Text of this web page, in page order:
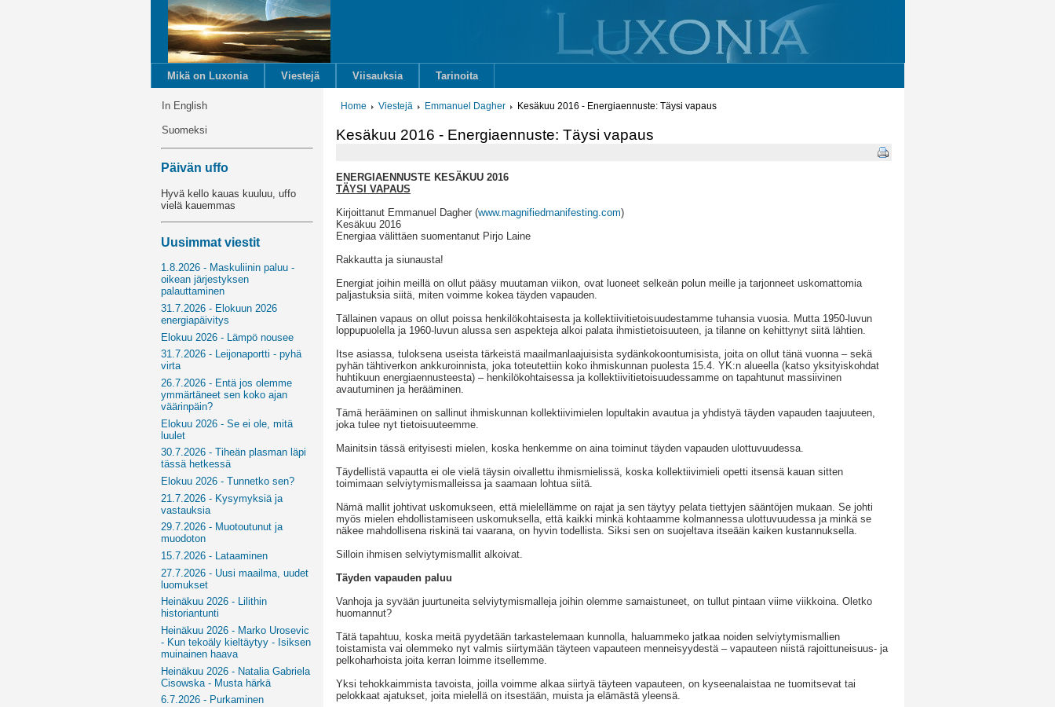
Mikä on Luxonia Viestejä Viisauksia Tarinoita
In English
Suomeksi
Päivän uffo
Hyvä kello kauas kuuluu, uffo
vielä kauemmas
Uusimmat viestit
1.8.2026 - Maskuliinin paluu -
oikean järjestyksen
palauttaminen
31.7.2026 - Elokuun 2026
energiapäivitys
Elokuu 2026 - Lämpö nousee
31.7.2026 - Leijonaportti - pyhä
virta
26.7.2026 - Entä jos olemme
ymmärtäneet sen koko ajan
väärinpäin?
Elokuu 2026 - Se ei ole, mitä
luulet
30.7.2026 - Tiheän plasman läpi
tässä hetkessä
Elokuu 2026 - Tunnetko sen?
21.7.2026 - Kysymyksiä ja
vastauksia
29.7.2026 - Muotoutunut ja
muodoton
15.7.2026 - Lataaminen
27.7.2026 - Uusi maailma, uudet
luomukset
Heinäkuu 2026 - Lilithin
historiantunti
Heinäkuu 2026 - Marko Urosevic
- Kun tekoäly kieltäytyy - Isiksen
muinainen haava
Heinäkuu 2026 - Natalia Gabriela
Cisowska - Musta härkä
6.7.2026 - Purkaminen
Home Viestejä Emmanuel Dagher Kesäkuu 2016 - Energiaennuste: Täysi vapaus
Kesäkuu 2016 - Energiaennuste: Täysi vapaus
ENERGIAENNUSTE KESÄKUU 2016
TÄYSI VAPAUS
Kirjoittanut Emmanuel Dagher (www.magnifiedmanifesting.com)
Kesäkuu 2016
Energiaa välittäen suomentanut Pirjo Laine
Rakkautta ja siunausta!
Energiat joihin meillä on ollut pääsy muutaman viikon, ovat luoneet selkeän polun meille ja tarjonneet uskomattomia
paljastuksia siitä, miten voimme kokea täyden vapauden.
Tällainen vapaus on ollut poissa henkilökohtaisesta ja kollektiivitietoisuudestamme tuhansia vuosia. Mutta 1950-luvun
loppupuolella ja 1960-luvun alussa sen aspekteja alkoi palata ihmistietoisuuteen, ja tilanne on kehittynyt siitä lähtien.
Itse asiassa, tuloksena useista tärkeistä maailmanlaajuisista sydänkokoontumisista, joita on ollut tänä vuonna – sekä
pyhän tähtiverkon ankkuroinnista, joka toteutettiin koko ihmiskunnan puolesta 15.4. YK:n alueella (katso yksityiskohdat
huhtikuun energiaennusteesta) – henkilökohtaisessa ja kollektiivitietoisuudessamme on tapahtunut massiivinen
avautuminen ja herääminen.
Tämä herääminen on sallinut ihmiskunnan kollektiivimielen lopultakin avautua ja yhdistyä täyden vapauden taajuuteen,
joka tulee nyt tietoisuuteemme.
Mainitsin tässä erityisesti mielen, koska henkemme on aina toiminut täyden vapauden ulottuvuudessa.
Täydellistä vapautta ei ole vielä täysin oivallettu ihmismielissä, koska kollektiivimieli opetti itsensä kauan sitten
toimimaan selviytymismalleissa ja saamaan lohtua siitä.
Nämä mallit johtivat uskomukseen, että mielellämme on rajat ja sen täytyy pelata tiettyjen sääntöjen mukaan. Se johti
myös mielen ehdollistamiseen uskomuksella, että kaikki minkä kohtaamme kolmannessa ulottuvuudessa ja minkä se
näkee mahdollisena riskinä tai vaarana, on hyvin todellista. Siksi sen on suojeltava itseään kaiken kustannuksella.
Silloin ihmisen selviytymismallit alkoivat.
Täyden vapauden paluu
Vanhoja ja syvään juurtuneita selviytymismalleja joihin olemme samaistuneet, on tullut pintaan viime viikkoina. Oletko
huomannut?
Tätä tapahtuu, koska meitä pyydetään tarkastelemaan kunnolla, haluammeko jatkaa noiden selviytymismallien
toistamista vai olemmeko nyt valmis siirtymään täyteen vapauteen menneisyydestä – vapauteen niistä rajoittuneisuus- ja
pelkoharhoista joita kerran loimme itsellemme.
Yksi tehokkaimmista tavoista, joilla voimme alkaa siirtyä täyteen vapauteen, on kyseenalaistaa ne tuomitsevat tai
pelokkaat ajatukset, joita mielellä on itsestään, muista ja elämästä yleensä.